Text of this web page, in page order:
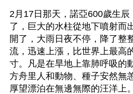
2月17日那天，諾亞600歲生辰
了，巨大的水柱從地下噴射而
開了，大雨日夜不停，降了整
流，迅速上漲，比世界上最高
寸。凡是在旱地上靠肺呼吸的
方舟里人和動物、種子安然無
厚望漂泊在無邊無際的汪洋上。